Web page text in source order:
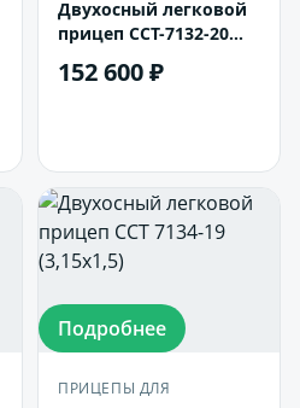
Двухосный легковой
прицеп ССТ-7132-20
152 600 ₽
Подробнее
ПРИЦЕПЫ ДЛЯ